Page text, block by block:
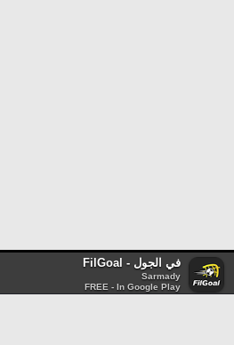
في الجول - FilGoal
Sarmady
FREE - In Google Play